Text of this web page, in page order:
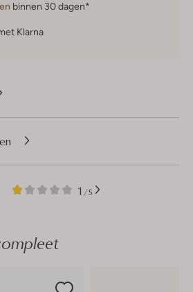
binnen 30 dagen*
Klarna
1 /5
1
1